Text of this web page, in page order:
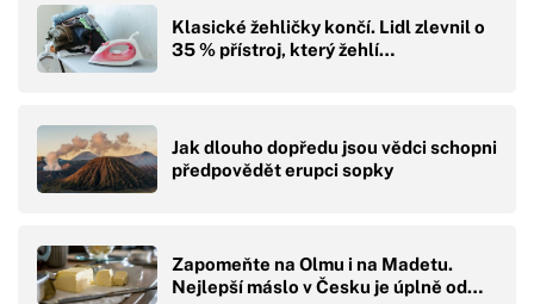
Klasické žehličky končí. Lidl zlevnil o
35 % přístroj, který žehlí…
Jak dlouho dopředu jsou vědci schopni
předpovědět erupci sopky
Zapomeňte na Olmu i na Madetu.
Nejlepší máslo v Česku je úplně od…